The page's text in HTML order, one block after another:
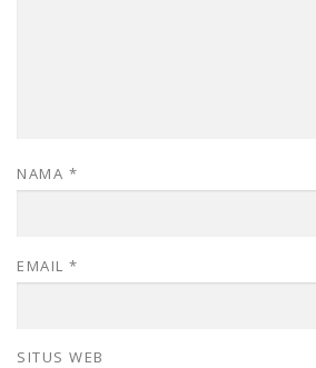
NAMA *
EMAIL *
SITUS WEB